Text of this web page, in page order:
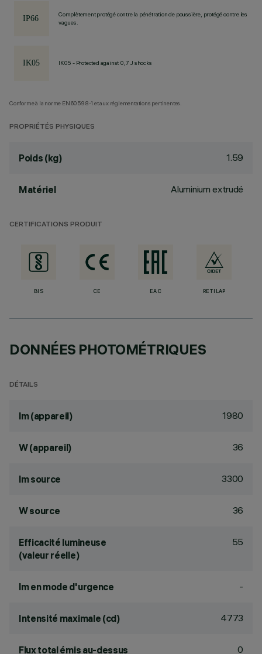
Complètement protégé contre la pénétration de poussière, protégé contre les
vagues.
IK05 - Protected against 0,7 J shocks
Conforme à la norme EN60598-1 et aux réglementations pertinentes.
PROPRIÉTÉS PHYSIQUES
Poids (kg) 1.59
Matériel Aluminium extrudé
CERTIFICATIONS PRODUIT
BIS CE EAC RETILAP
DONNÉES PHOTOMÉTRIQUES
DÉTAILS
lm (appareil) 1980
W (appareil) 36
lm source 3300
W source 36
Efficacité lumineuse
(valeur réelle)
55
lm en mode d'urgence -
Intensité maximale (cd) 4773
Flux total émis au-dessus 0